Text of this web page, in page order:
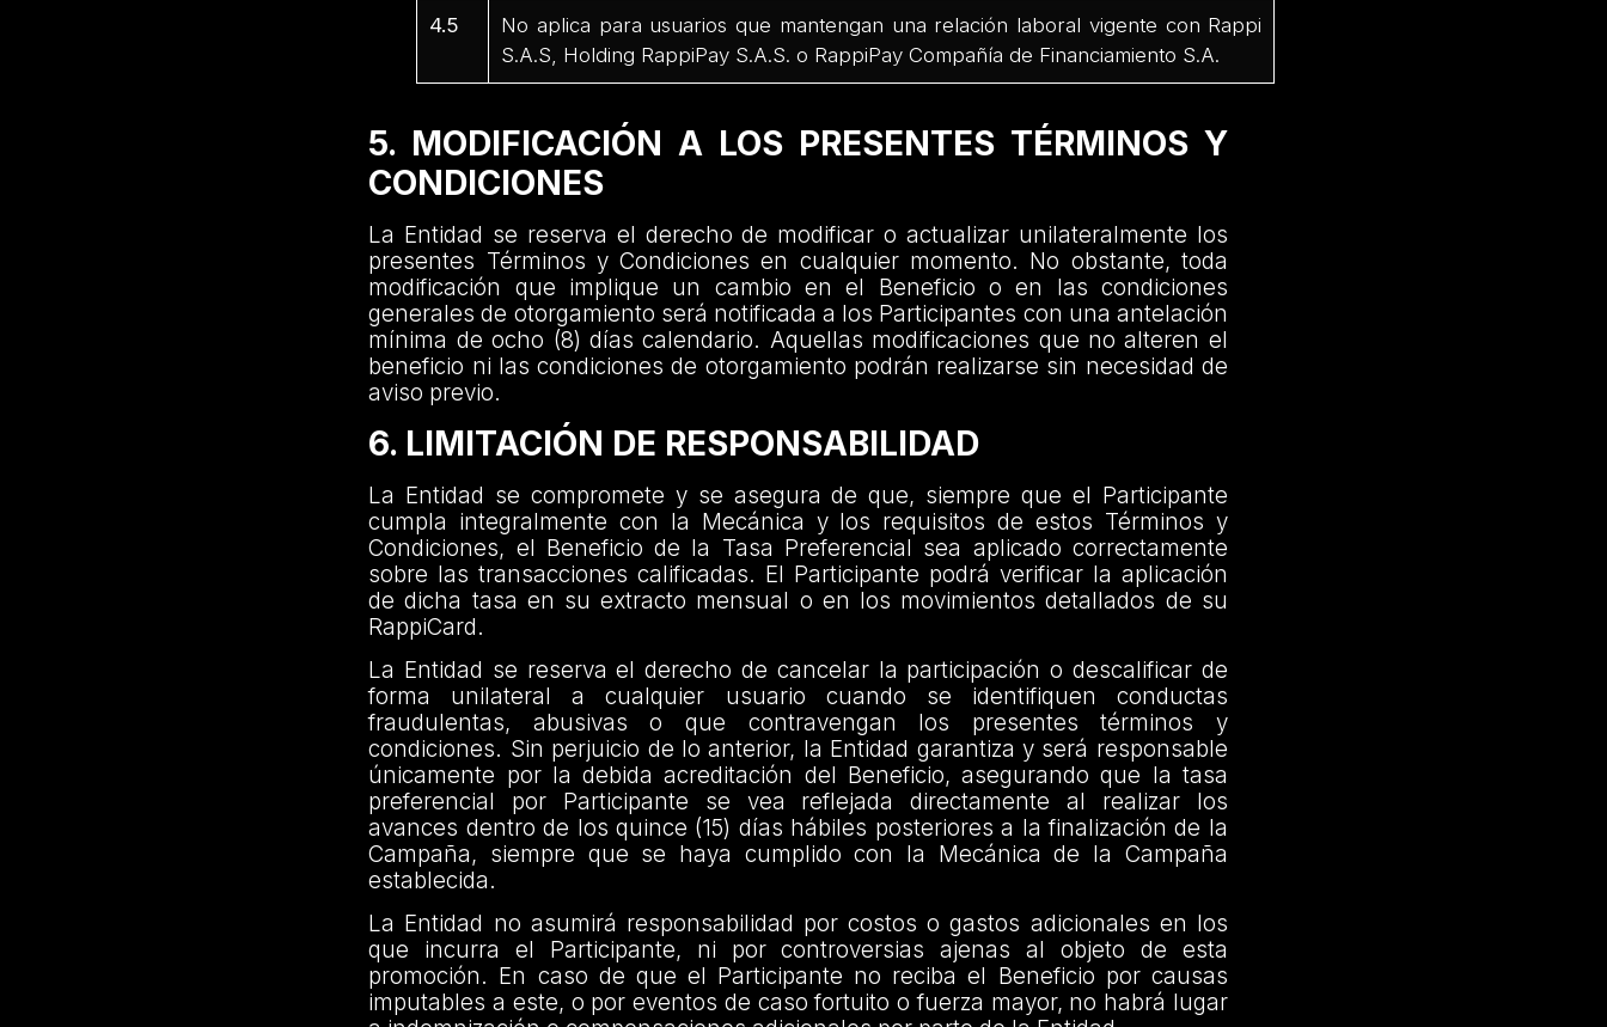
4.5
No aplica para usuarios que mantengan una relación laboral vigente con Rappi
S.A.S, Holding RappiPay S.A.S. o RappiPay Compañía de Financiamiento S.A.
5. MODIFICACIÓN A LOS PRESENTES TÉRMINOS Y
CONDICIONES
La Entidad se reserva el derecho de modificar o actualizar unilateralmente los
presentes Términos y Condiciones en cualquier momento. No obstante, toda
modificación que implique un cambio en el Beneficio o en las condiciones
generales de otorgamiento será notificada a los Participantes con una antelación
mínima de ocho (8) días calendario. Aquellas modificaciones que no alteren el
beneficio ni las condiciones de otorgamiento podrán realizarse sin necesidad de
aviso previo.
6. LIMITACIÓN DE RESPONSABILIDAD
La Entidad se compromete y se asegura de que, siempre que el Participante
cumpla integralmente con la Mecánica y los requisitos de estos Términos y
Condiciones, el Beneficio de la Tasa Preferencial sea aplicado correctamente
sobre las transacciones calificadas. El Participante podrá verificar la aplicación
de dicha tasa en su extracto mensual o en los movimientos detallados de su
RappiCard.
La Entidad se reserva el derecho de cancelar la participación o descalificar de
forma unilateral a cualquier usuario cuando se identifiquen conductas
fraudulentas, abusivas o que contravengan los presentes términos y
condiciones. Sin perjuicio de lo anterior, la Entidad garantiza y será responsable
únicamente por la debida acreditación del Beneficio, asegurando que la tasa
preferencial por Participante se vea reflejada directamente al realizar los
avances dentro de los quince (15) días hábiles posteriores a la finalización de la
Campaña, siempre que se haya cumplido con la Mecánica de la Campaña
establecida.
La Entidad no asumirá responsabilidad por costos o gastos adicionales en los
que incurra el Participante, ni por controversias ajenas al objeto de esta
promoción. En caso de que el Participante no reciba el Beneficio por causas
imputables a este, o por eventos de caso fortuito o fuerza mayor, no habrá lugar